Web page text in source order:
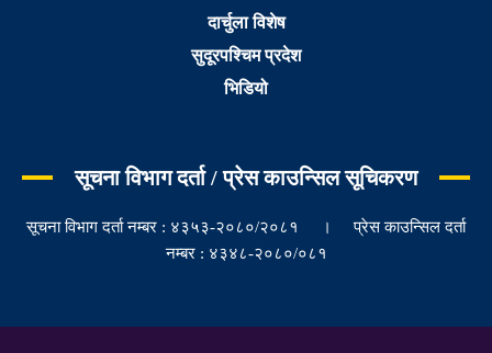
दार्चुला विशेष
सुदूरपश्चिम प्रदेश
भिडियो
सूचना विभाग दर्ता / प्रेस काउन्सिल सूचिकरण
सूचना विभाग दर्ता नम्बर : ४३५३-२०८०/२०८१ । प्रेस काउन्सिल दर्ता
नम्बर : ४३४८-२०८०/०८१